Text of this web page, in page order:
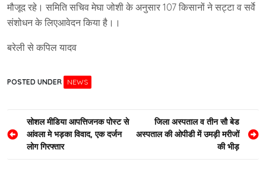
मौजूद रहे। समिति सचिव मेघा जोशी के अनुसार 107 किसानों ने सट्टा व सर्वे
संशोधन के लिएआवेदन किया है।।
बरेली से कपिल यादव
POSTED UNDER NEWS
Post
navigation
सोशल मीडिया आपत्तिजनक पोस्ट से
आंवला मे भड़का विवाद, एक दर्जन
लोग गिरफ्तार
जिला अस्पताल व तीन सौ बेड
अस्पताल की ओपीडी में उमड़ी मरीजों
की भीड़